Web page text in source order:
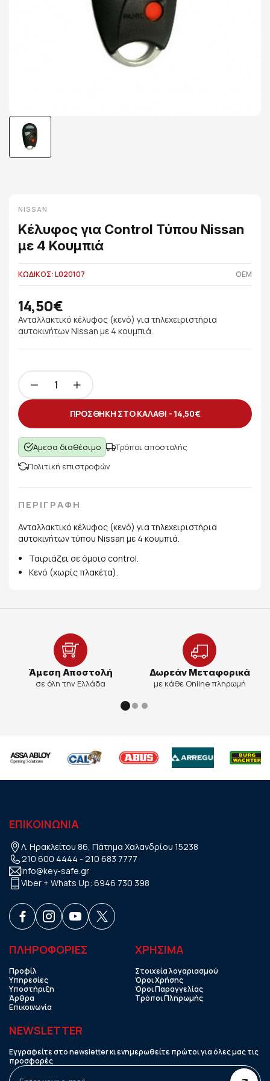
NISSAN
Κέλυφος για Control Τύπου Nissan
με 4 Κουμπιά
ΚΩΔΙΚΟΣ: L020107 OEM
14,50€
Ανταλλακτικό κέλυφος (κενό) για τηλεχειριστήρια
αυτοκινήτων Nissan με 4 κουμπιά.
ΠΡΟΣΘΗΚΗ ΣΤΟ ΚΑΛΑΘΙ - 14,50€
Άμεσα διαθέσιμο
Τρόποι αποστολής
Πολιτική επιστροφών
ΠΕΡΙΓΡΑΦΗ
Ανταλλακτικό κέλυφος (κενό) για τηλεχειριστήρια
αυτοκινήτων τύπου Nissan με 4 κουμπιά.
Ταιριάζει σε όμοιο control.
Κενό (χωρίς πλακέτα).
Άμεση Αποστολή
σε όλη την Ελλάδα
Δωρεάν Μεταφορικά
με κάθε Online πληρωμή
ΕΠΙΚΟΙΝΩΝΙΑ
Λ. Ηρακλείτου 86, Πάτημα Χαλανδρίου 15238
210 600 4444 - 210 683 7777
info@key-safe.gr
Viber + Whats Up: 6946 730 398
ΠΛΗΡΟΦΟΡΙΕΣ
Προφίλ
Υπηρεσίες
Υποστήριξη
Άρθρα
Επικοινωνία
ΧΡHΣΙΜΑ
Στοιχεία λογαριασμού
Όροι Χρήσης
Όροι Παραγγελίας
Τρόποι Πληρωμής
NEWSLETTER
Εγγραφείτε στο newsletter κι ενημερωθείτε πρώτοι για όλες μας τις
προσφορές